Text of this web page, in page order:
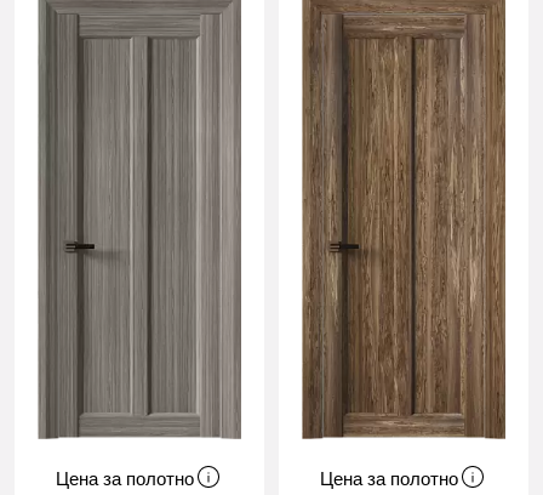
Цена за полотно Цена за полотно